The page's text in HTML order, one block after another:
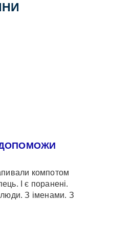
ДОПОМОЖИ
компотом
І є поранені.
З іменами. З